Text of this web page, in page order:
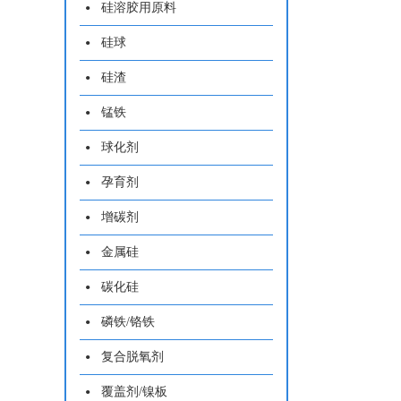
硅溶胶用原料
硅球
硅渣
锰铁
球化剂
孕育剂
增碳剂
金属硅
碳化硅
磷铁/铬铁
复合脱氧剂
覆盖剂/镍板